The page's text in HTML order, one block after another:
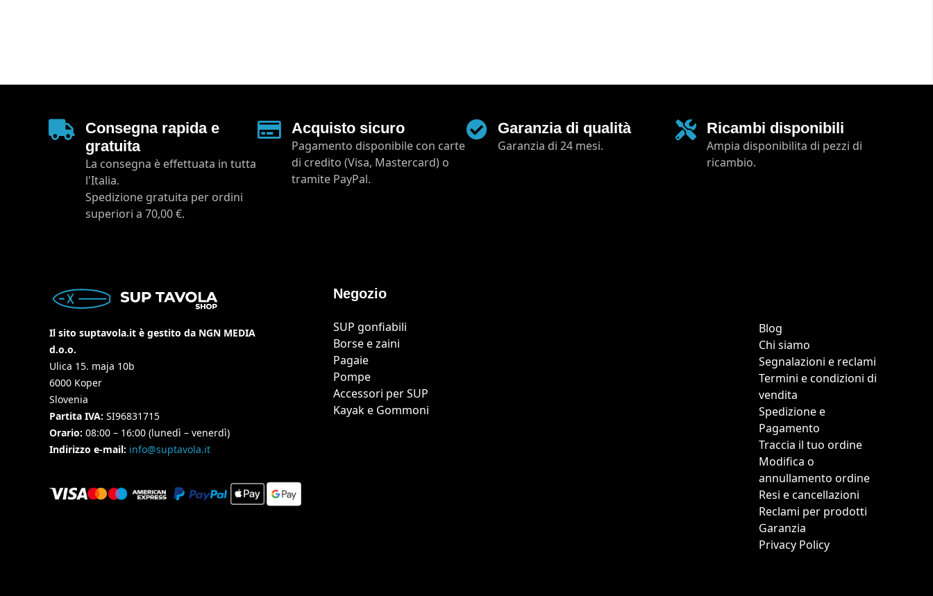
Consegna rapida e
gratuita
La consegna è effettuata in tutta
l'Italia.
Spedizione gratuita per ordini
superiori a 70,00 €.
Acquisto sicuro
Pagamento disponibile con carte
di credito (Visa, Mastercard) o
tramite PayPal.
Garanzia di qualità
Garanzia di 24 mesi.
Ricambi disponibili
Ampia disponibilita di pezzi di
ricambio.
Il sito suptavola.it è gestito da NGN MEDIA
d.o.o.
Ulica 15. maja 10b
6000 Koper
Slovenia
Partita IVA: SI96831715
Orario: 08:00 – 16:00 (lunedì – venerdì)
Indirizzo e-mail: info@suptavola.it
Negozio
SUP gonfiabili
Borse e zaini
Pagaie
Pompe
Accessori per SUP
Kayak e Gommoni
Blog
Chi siamo
Segnalazioni e reclami
Termini e condizioni di
vendita
Spedizione e
Pagamento
Traccia il tuo ordine
Modifica o
annullamento ordine
Resi e cancellazioni
Reclami per prodotti
Garanzia
Privacy Policy